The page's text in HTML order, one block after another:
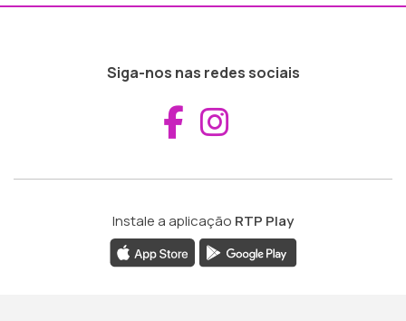
Siga-nos nas redes sociais
Aceder ao
Instale a aplicação RTP Play